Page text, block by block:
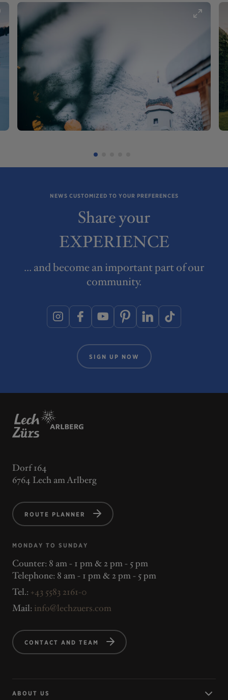
NEWS CUSTOMIZED TO YOUR PREFERENCES
Share your
EXPERIENCE
... and become an important part of our
community.
SIGN UP NOW
Dorf 164
6764 Lech am Arlberg
ROUTE PLANNER
MONDAY TO SUNDAY
Counter: 8 am - 1 pm & 2 pm - 5 pm
Telephone: 8 am - 1 pm & 2 pm - 5 pm
Tel.: +43 5583 2161-0
Mail: info@lechzuers.com
CONTACT AND TEAM
ABOUT US